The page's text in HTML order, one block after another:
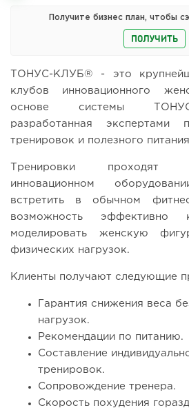
Получите бизнес план, чтобы
ПОЛУЧИТЬ
ТОНУС-КЛУБ® - это
клубов инновационного
основе системы
разработанная экспертами
тренировок и полезного
Тренировки проходят
инновационном
встретить в обычном
возможность эффективно
моделировать женскую
физических нагрузок.
Клиенты получают следующие
Гарантия снижения веса
нагрузок.
Рекомендации по питанию.
Составление
тренировок.
Сопровождение тренера.
Скорость похудения